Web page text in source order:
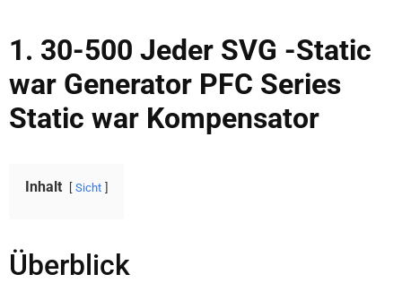
1. 30-500 Jeder SVG -Static
war Generator PFC Series
Static war Kompensator
Inhalt Sicht
Überblick